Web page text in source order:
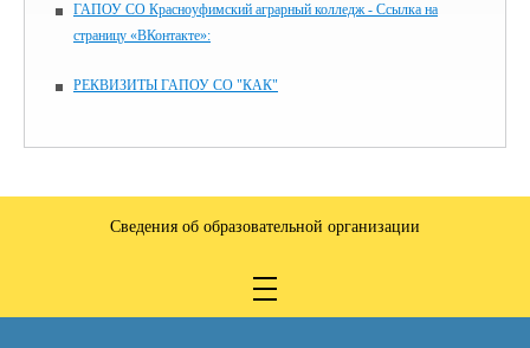
ГАПОУ СО Красноуфимский аграрный колледж - Ссылка на
страницу «ВКонтакте»:
РЕКВИЗИТЫ ГАПОУ СО "КАК"
Сведения об образовательной организации